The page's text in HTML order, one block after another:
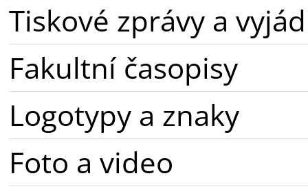
Tiskové zprávy a
Fakultní časopisy
Logotypy a znaky
Foto a video